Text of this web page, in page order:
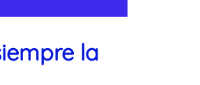
la